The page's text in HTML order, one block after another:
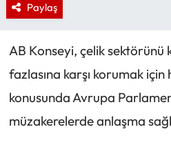
Paylaş
AB Konseyi, çelik sektörünü
fazlasına karşı korumak için
konusunda Avrupa
müzakerelerde anlaşma